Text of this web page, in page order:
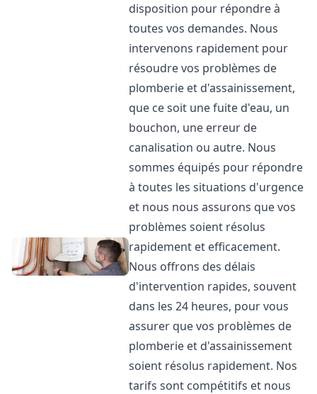
disposition pour répondre à
toutes vos demandes. Nous
intervenons rapidement pour
résoudre vos problèmes de
plomberie et d'assainissement,
que ce soit une fuite d'eau, un
bouchon, une erreur de
canalisation ou autre. Nous
sommes équipés pour répondre
à toutes les situations d'urgence
et nous nous assurons que vos
problèmes soient résolus
rapidement et efficacement.
Nous offrons des délais
d'intervention rapides, souvent
dans les 24 heures, pour vous
assurer que vos problèmes de
plomberie et d'assainissement
soient résolus rapidement. Nos
tarifs sont compétitifs et nous